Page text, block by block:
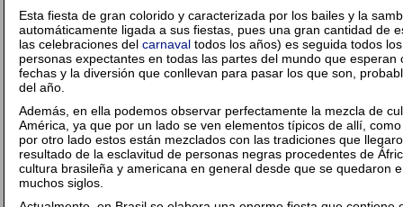
Esta fiesta de gran colorido y caracterizada por los bailes y la
automáticamente ligada a sus fiestas, pues una gran cantidad de
las celebraciones del carnaval todos los años) es seguida todos
personas expectantes en todas las partes del mundo que esperan
fechas y la diversión que conllevan para pasar los que son,
del año.
Además, en ella podemos observar perfectamente la mezcla de
América, ya que por un lado se ven elementos típicos de allí,
por otro lado estos están mezclados con las tradiciones que
resultado de la esclavitud de personas negras procedentes de
cultura brasileña y americana en general desde que se quedaron
muchos siglos.